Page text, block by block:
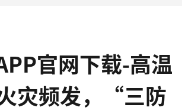
官网下载-高温
灾频发，“三防